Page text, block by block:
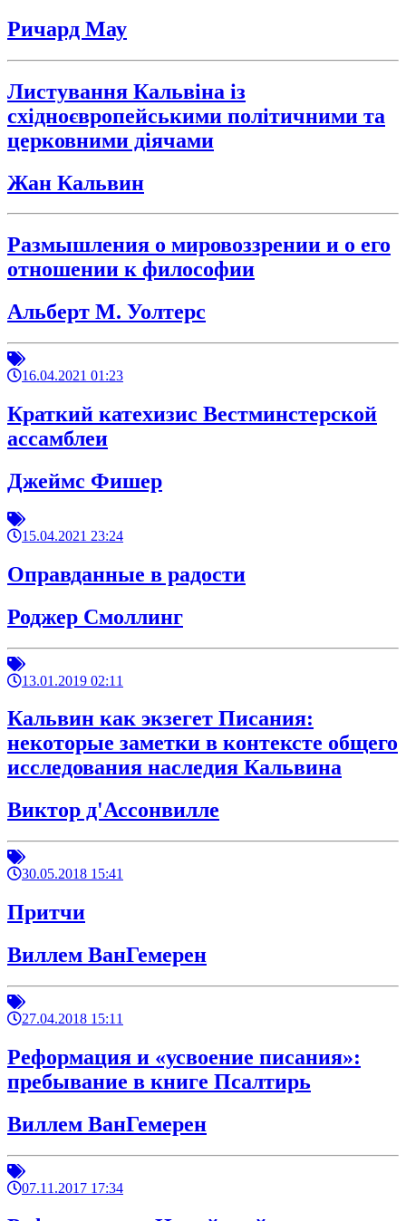
Ричард Мау
Листування Кальвіна із
східноєвропейськими політичними та
церковними діячами
Жан Кальвин
Размышления о мировоззрении и о его
отношении к философии
Альберт М. Уолтерс
16.04.2021 01:23
Краткий катехизис Вестминстерской
ассамблеи
Джеймс Фишер
15.04.2021 23:24
Оправданные в радости
Роджер Смоллинг
13.01.2019 02:11
Кальвин как экзегет Писания:
некоторые заметки в контексте общего
исследования наследия Кальвина
Виктор д'Ассонвилле
30.05.2018 15:41
Притчи
Виллем ВанГемерен
27.04.2018 15:11
Реформация и «усвоение писания»:
пребывание в книге Псалтирь
Виллем ВанГемерен
07.11.2017 17:34